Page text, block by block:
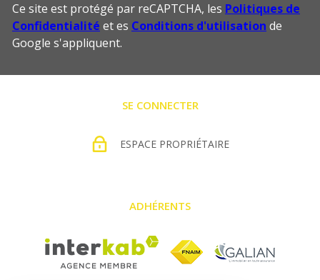
Ce site est protégé par reCAPTCHA, les Politiques de
Confidentialité et es Conditions d'utilisation de
Google s'appliquent.
SE CONNECTER
ESPACE PROPRIÉTAIRE
ADHÉRENTS